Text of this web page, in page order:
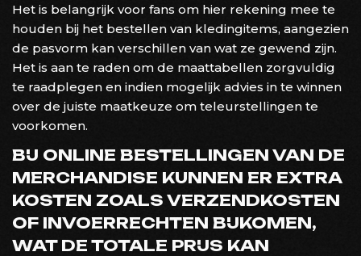
Het is belangrijk voor fans om hier rekening mee te
houden bij het bestellen van kledingitems, aangezien
de pasvorm kan verschillen van wat ze gewend zijn.
Het is aan te raden om de maattabellen zorgvuldig
te raadplegen en indien mogelijk advies in te winnen
over de juiste maatkeuze om teleurstellingen te
voorkomen.
BIJ ONLINE BESTELLINGEN VAN DE
MERCHANDISE KUNNEN ER EXTRA
KOSTEN ZOALS VERZENDKOSTEN
OF INVOERRECHTEN BIJKOMEN,
WAT DE TOTALE PRIJS KAN